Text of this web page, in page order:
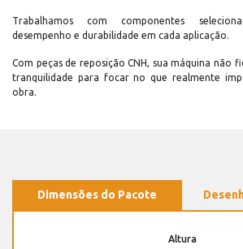
Trabalhamos com componentes
desempenho e durabilidade em cada aplicação.
Com peças de reposição CNH, sua máquina não
tranquilidade para focar no que realmente
obra.
Dimensões do Pacote
Altura